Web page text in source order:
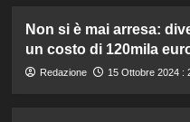
Non si è mai arresa:
un costo di 120mila
Redazione 15 Ottobre 2024 :